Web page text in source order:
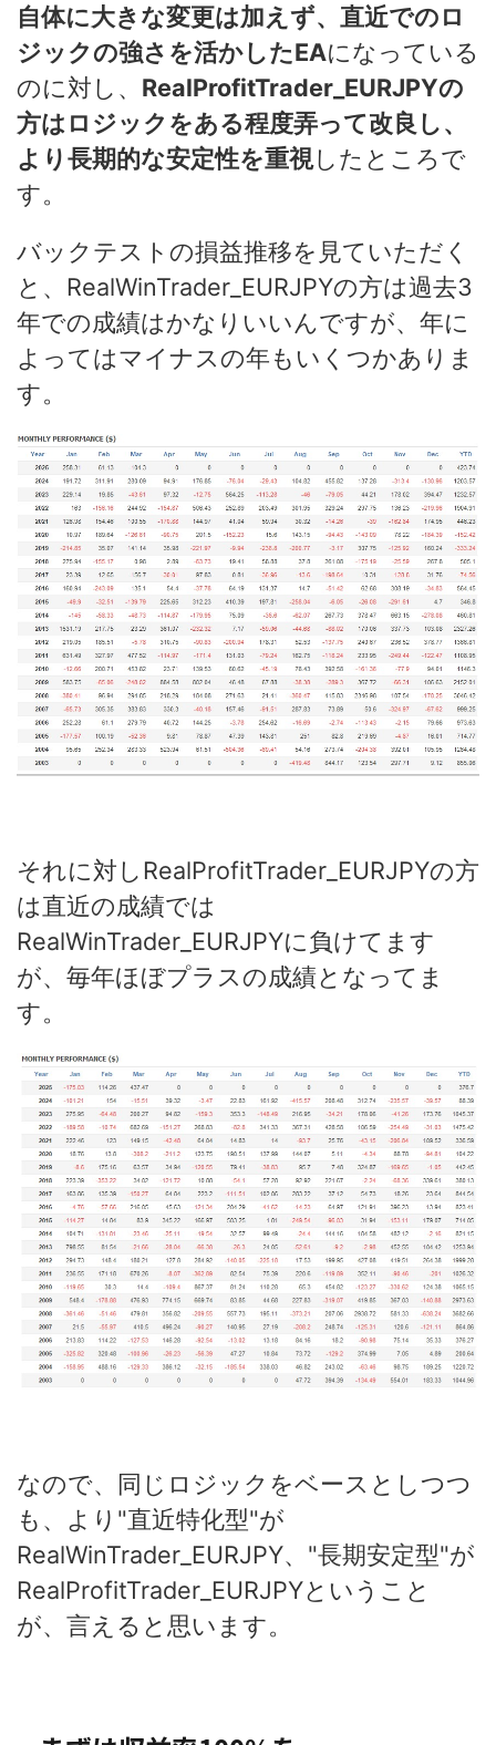
自体に大きな変更は加えず、直近でのロ
ジックの強さを活かしたEAになっている
のに対し、 RealProfitTrader_EURJPYの
方はロジックをある程度弄って改良し、
より長期的な安定性を重視したところで
す。
バックテストの損益推移を見ていただく
と、RealWinTrader_EURJPYの方は過去3
年での成績はかなりいいんですが、年に
よってはマイナスの年もいくつかありま
す。
それに対しRealProfitTrader_EURJPYの方
は直近の成績では
RealWinTrader_EURJPYに負けてます
が、毎年ほぼプラスの成績となってま
す。
なので、同じロジックをベースとしつつ
も、より"直近特化型"が
RealWinTrader_EURJPY、"長期安定型"が
RealProfitTrader_EURJPYということ
が、言えると思います。